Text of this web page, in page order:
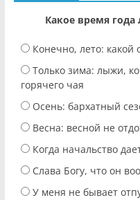
Какое время года
Конечно, лето: какой
Только зима: лыжи,
горячего чая
Осень: бархатный
Весна: весной не
Когда начальство
Слава Богу, что он
У меня не бывает